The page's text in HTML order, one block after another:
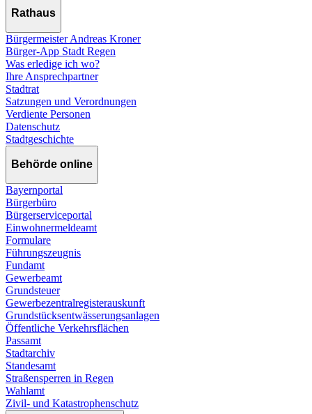
Rathaus
Bürgermeister Andreas Kroner
Bürger-App Stadt Regen
Was erledige ich wo?
Ihre Ansprechpartner
Stadtrat
Satzungen und Verordnungen
Verdiente Personen
Datenschutz
Stadtgeschichte
Behörde online
Bayernportal
Bürgerbüro
Bürgerserviceportal
Einwohnermeldeamt
Formulare
Führungszeugnis
Fundamt
Gewerbeamt
Grundsteuer
Gewerbezentralregisterauskunft
Grundstücksentwässerungsanlagen
Öffentliche Verkehrsflächen
Passamt
Stadtarchiv
Standesamt
Straßensperren in Regen
Wahlamt
Zivil- und Katastrophenschutz